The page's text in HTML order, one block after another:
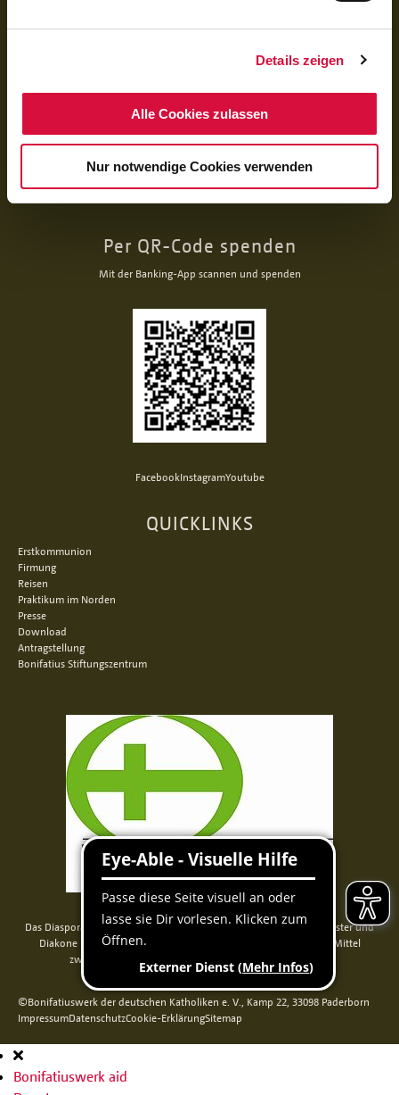
Details zeigen
Alle Cookies zulassen
Nur notwendige Cookies verwenden
Per QR-Code spenden
Mit der Banking-App scannen und spenden
FacebookInstagramYoutube
QUICKLINKS
Erstkommunion
Firmung
Reisen
Praktikum im Norden
Presse
Download
Antragstellung
Bonifatius Stiftungszentrum
Das Diaspora-Kommissariat der deutschen Bischöfe unterstützt Priester und
Diakone in Nord-, Mittel- und Osteuropa. Seit 2014 werden die Mittel
zweckgebunden über das Bonifatiuswerk weitergeleitet.
©Bonifatiuswerk der deutschen Katholiken e. V., Kamp 22, 33098 Paderborn
ImpressumDatenschutzCookie-ErklärungSitemap
Hauptnavigation
Bonifatiuswerk aid